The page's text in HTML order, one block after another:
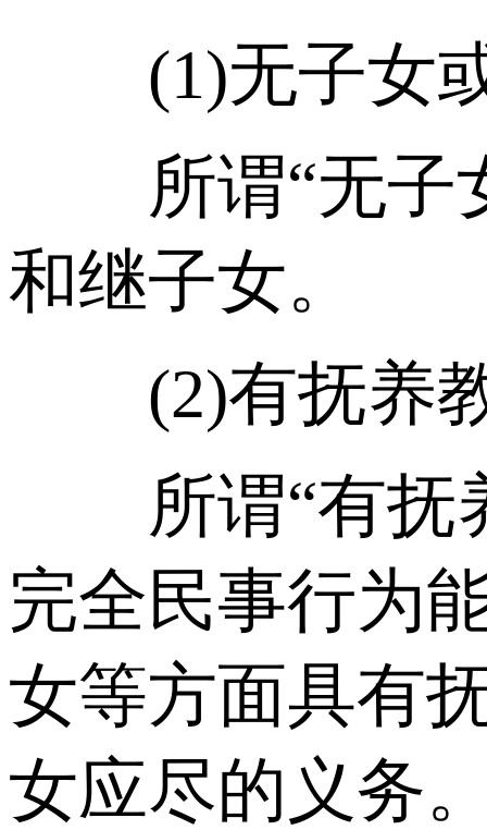
(1)无子女或
所谓“无子女
和继子女。
(2)有抚养教
所谓“有抚养
完全民事行为
女等方面具有
女应尽的义务